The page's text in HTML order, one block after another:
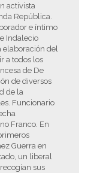
activista
República.
e íntimo
Indalecio
elaboración del
a todos los
de De
de diversos
de la
Funcionario
Franco. En
Guerra en
un liberal
sus